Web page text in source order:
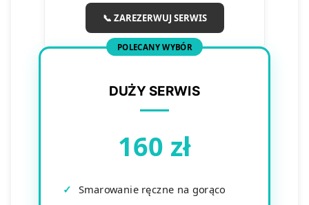
📞 ZAREZERWUJ SERWIS
POLECANY WYBÓR
DUŻY SERWIS
160 zł
✓
Smarowanie ręczne na gorąco